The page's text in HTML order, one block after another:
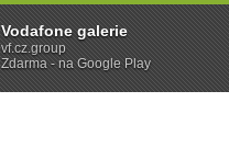
Vodafone galerie
vf.cz.group
Zdarma - na Google Play